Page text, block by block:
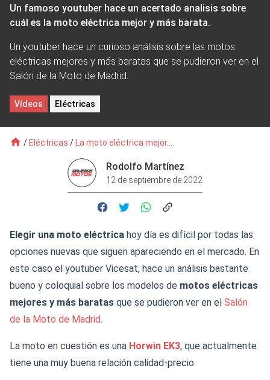
Un famoso youtuber hace un acertado analisis sobre
cuál es la moto eléctrica mejor y más barata.
Un youtuber hace un curioso análisis sobre las motos
eléctricas mejores y más baratas que se pudieron ver en el
Salón de la Moto de Madrid.
Vídeos Eléctricas
/ Eléctricas / La moto eléctrica mejor...
Rodolfo Martínez
12 de septiembre de 2022
Elegir una moto eléctrica hoy día es difícil por todas las
opciones nuevas que siguen apareciendo en el mercado. En
este caso el youtuber Vicesat, hace un análisis bastante
bueno y coloquial sobre los modelos de motos eléctricas
mejores y más baratas que se pudieron ver en el Salón
de la Moto de Madrid.
La moto en cuestión es una Horwin EK3, que actualmente
tiene una muy buena relación calidad-precio.